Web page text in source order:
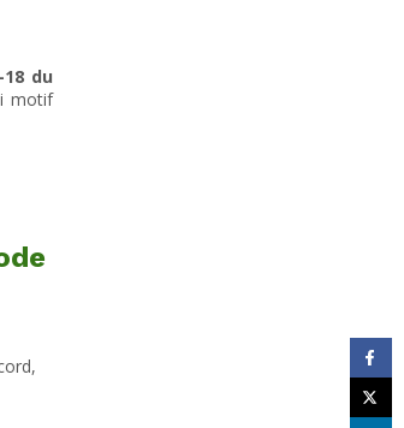
du
motif